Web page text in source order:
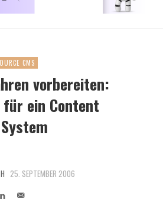
CMS
vorbereiten:
ein Content
25. SEPTEMBER 2006